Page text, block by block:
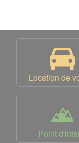
Location de
Point